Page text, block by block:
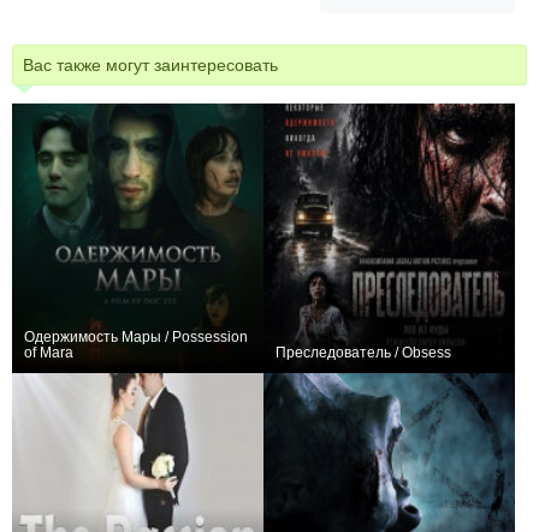
Вас также могут заинтересовать
Одержимость Мары / Possession
of Mara
Преследователь / Obsess